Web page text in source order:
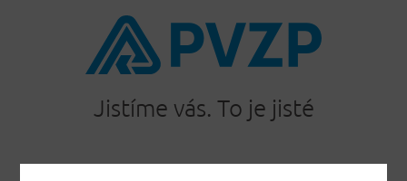
Jistíme vás. To je jisté